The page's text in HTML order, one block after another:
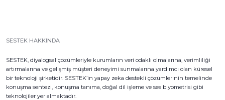
SESTEK HAKKINDA
SESTEK, diyalogsal çözümleriyle kurumların veri odaklı olmalarına, verimliliği
artırmalarına ve gelişmiş müşteri deneyimi sunmalarına yardımcı olan küresel
bir teknoloji şirketidir. SESTEK’in yapay zeka destekli çözümlerinin temelinde
konuşma sentezi, konuşma tanıma, doğal dil işleme ve ses biyometrisi gibi
teknolojiler yer almaktadır.